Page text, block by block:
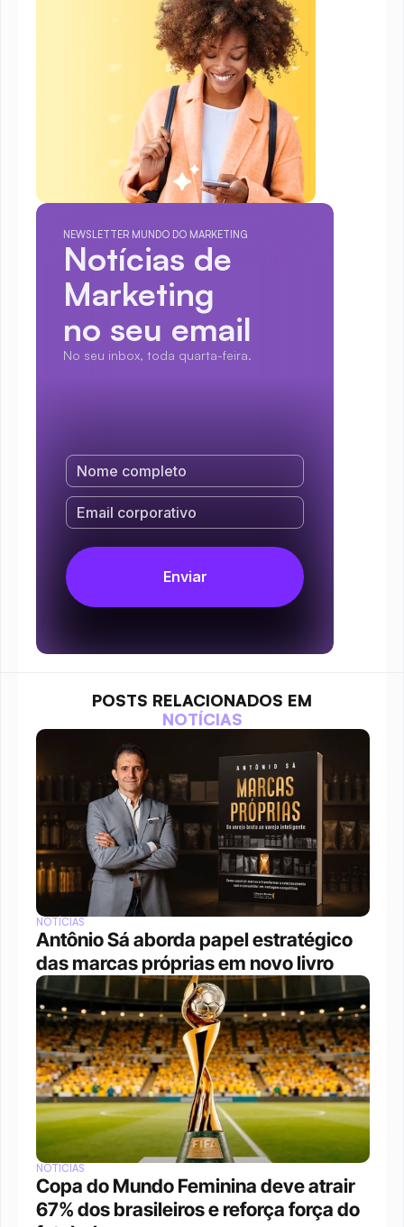
NEWSLETTER MUNDO DO MARKETING
Notícias de
Marketing
no seu email
No seu inbox, toda quarta-feira.
POSTS RELACIONADOS EM
NOTÍCIAS
NOTÍCIAS
Antônio Sá aborda papel estratégico
das marcas próprias em novo livro
NOTÍCIAS
Copa do Mundo Feminina deve atrair
67% dos brasileiros e reforça força do